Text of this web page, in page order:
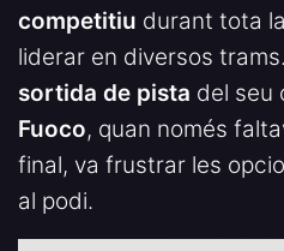
competitiu durant tota
liderar en diversos
sortida de pista del seu
Fuoco, quan només
final, va frustrar les
al podi.